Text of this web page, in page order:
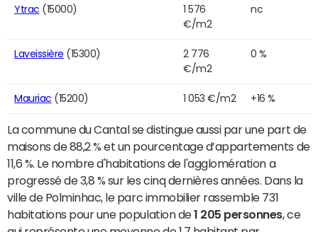
Ytrac (15000)
1 576
€/m2
nc
Laveissière (15300)
2 776
€/m2
0 %
Mauriac (15200) 1 053 €/m2 +16 %
La commune du Cantal se distingue aussi par une part de
maisons de 88,2 % et un pourcentage d’appartements de
11,6 %. Le nombre d'habitations de l'agglomération a
progressé de 3,8 % sur les cinq dernières années. Dans la
ville de Polminhac, le parc immobilier rassemble 731
habitations pour une population de1 205 personnes, ce